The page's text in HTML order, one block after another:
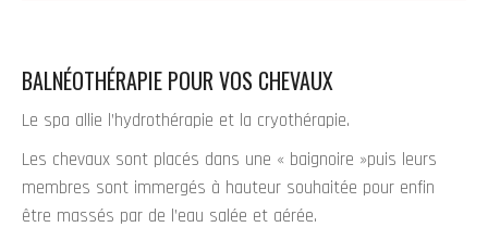
BALNÉOTHÉRAPIE POUR VOS CHEVAUX
Le spa allie l’hydrothérapie et la cryothérapie.
Les chevaux sont placés dans une « baignoire »puis leurs
membres sont immergés à hauteur souhaitée pour enfin
être massés par de l’eau salée et aérée.